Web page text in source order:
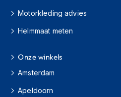
o
n
e
m
n
Motorkleding advies
Helmmaat meten
Onze winkels
Amsterdam
Apeldoorn